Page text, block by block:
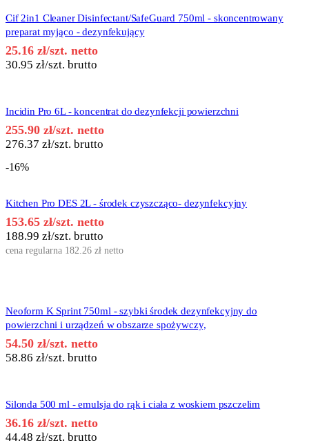
Cif 2in1 Cleaner Disinfectant/SafeGuard 750ml - skoncentrowany
preparat myjąco - dezynfekujący
25.16 zł/szt. netto
30.95 zł/szt. brutto
Incidin Pro 6L - koncentrat do dezynfekcji powierzchni
255.90 zł/szt. netto
276.37 zł/szt. brutto
-16%
Kitchen Pro DES 2L - środek czyszcząco- dezynfekcyjny
153.65 zł/szt. netto
188.99 zł/szt. brutto
cena regularna 182.26 zł netto
Neoform K Sprint 750ml - szybki środek dezynfekcyjny do
powierzchni i urządzeń w obszarze spożywczy,
54.50 zł/szt. netto
58.86 zł/szt. brutto
Silonda 500 ml - emulsja do rąk i ciała z woskiem pszczelim
36.16 zł/szt. netto
44.48 zł/szt. brutto